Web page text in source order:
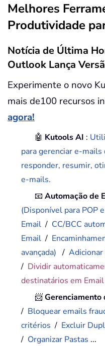
Melhores
Produtividade
Notícia de Última
Outlook Lança
Experimente o novo
mais de100 recursos
agora!
🤖 Kutools AI :
para gerenciar e-
responder, resumir,
e-mails.
📧Automação de
(Disponível para POP
Email / CC/BCC
Email /
avançada) /Adicionar
/ Dividir
destinatários em
📨Gerenciamento
/ Bloquear emails
critérios / Excluir
/ Organizar Pastas ...